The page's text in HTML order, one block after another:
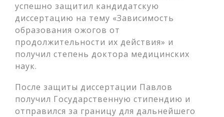
успешно защитил кандидатскую
диссертацию на тему «Зависимость
образования ожогов от
продолжительности их действия» и
получил степень доктора медицинских
наук.
После защиты диссертации Павлов
получил Государственную стипендию и
отправился за границу для дальнейшего